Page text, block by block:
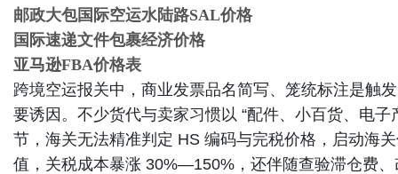
邮政大包国际空运水陆路SAL价格
国际速递文件包裹经济价格
亚马逊FBA价格表
跨境空运报关中，商业发票品名简写、笼统标注是触
要诱因。不少货代与卖家习惯以 “配件、小百货、电
节，海关无法精准判定 HS 编码与完税价格，启动海
值，关税成本暴涨 30%—150%，还伴随查验滞仓费